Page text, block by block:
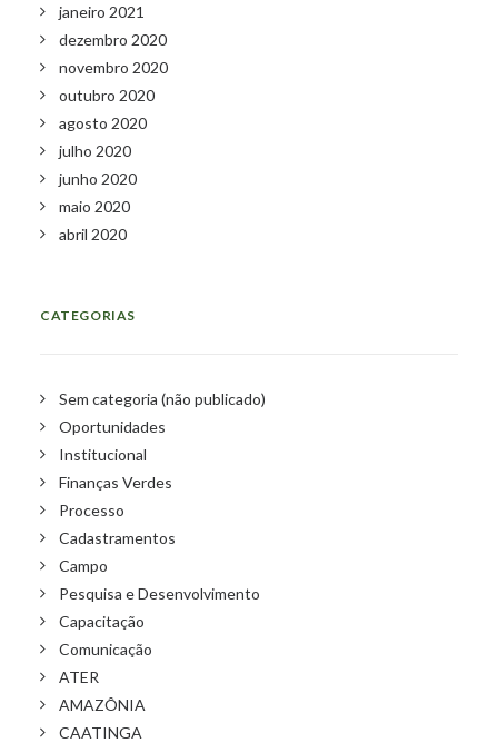
janeiro 2021
dezembro 2020
novembro 2020
outubro 2020
agosto 2020
julho 2020
junho 2020
maio 2020
abril 2020
CATEGORIAS
Sem categoria (não publicado)
Oportunidades
Institucional
Finanças Verdes
Processo
Cadastramentos
Campo
Pesquisa e Desenvolvimento
Capacitação
Comunicação
ATER
AMAZÔNIA
CAATINGA